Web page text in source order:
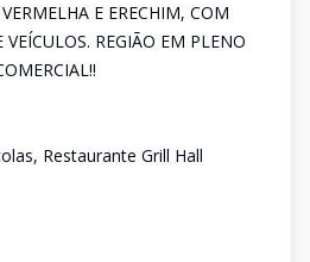
E ERECHIM, COM
REGIÃO EM PLENO
Restaurante Grill Hall